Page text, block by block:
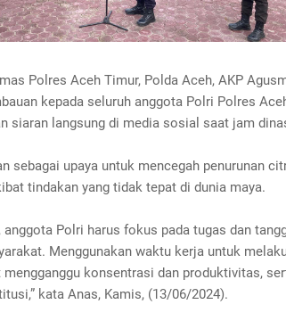
Polres Aceh Timur, Polda Aceh, AKP
kepada seluruh anggota Polri Polres
siaran langsung di media sosial saat jam
sebagai upaya untuk mencegah penurunan
tindakan yang tidak tepat di dunia maya.
anggota Polri harus fokus pada tugas dan
Menggunakan waktu kerja untuk
konsentrasi dan produktivitas,
kata Anas, Kamis, (13/06/2024).